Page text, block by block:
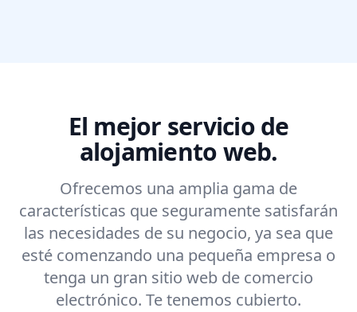
El mejor servicio de
alojamiento web.
Ofrecemos una amplia gama de
características que seguramente satisfarán
las necesidades de su negocio, ya sea que
esté comenzando una pequeña empresa o
tenga un gran sitio web de comercio
electrónico. Te tenemos cubierto.